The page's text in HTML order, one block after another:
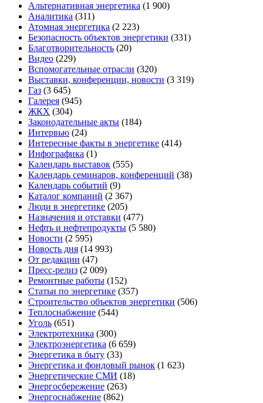
Альтернативная энергетика (1 900)
Аналитика (311)
Атомная энергетика (2 223)
Безопасность объектов энергетики (331)
Благотворительность (20)
Видео (229)
Вспомогательные отрасли (320)
Выставки, конференции, новости (3 319)
Газ (3 645)
Галерея (945)
ЖКХ (304)
Законодательные акты (184)
Интервью (24)
Интересные факты в энергетике (414)
Инфографика (1)
Календарь выставок (555)
Календарь семинаров, конференций (38)
Календарь событий (9)
Каталог компаний (2 367)
Люди в энергетике (205)
Назначения и отставки (477)
Нефть и нефтепродукты (5 580)
Новости (2 595)
Новость дня (14 993)
От редакции (47)
Пресс-релиз (2 009)
Ремонтные работы (152)
Статьи по энергетике (357)
Строительство объектов энергетики (506)
Теплоснабжение (544)
Уголь (651)
Электротехника (300)
Электроэнергетика (6 659)
Энергетика в быту (33)
Энергетика и фондовый рынок (1 623)
Энергетические СМИ (18)
Энергосбережение (263)
Энергоснабжение (862)